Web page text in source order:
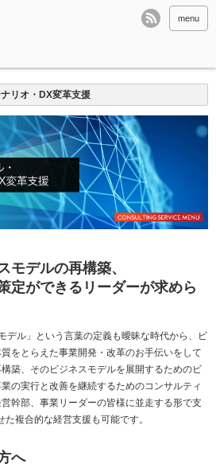
menu
リオ・DX変革支援
モデルの再構築、
定ができるリーダーが求めら
デル」という言葉の定義も曖昧な時代から、ビ
をとらえた事業開発・改革のお手伝いをして
築、そのビジネスモデルを展開するためのビ
の実行と改善を継続するためのコンサルティ
幹部、事業リーダーの皆様に並走する形で支
複合的な経営支援も可能です。
へ